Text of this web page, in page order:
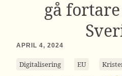
gå
APRIL 4, 2024
Digitalisering EU